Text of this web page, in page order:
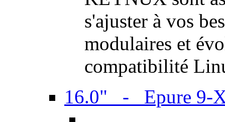
s'ajuster à vos
modulaires et
compatibilité
16.0" - Epure 9-